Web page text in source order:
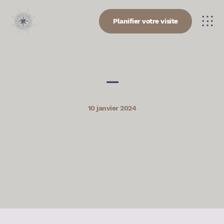
Planifier votre visite
—
10 janvier 2024